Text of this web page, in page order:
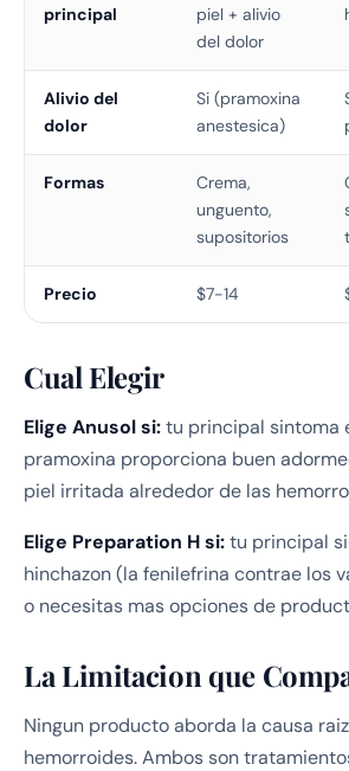
principal
piel + alivio
del dolor
Alivio del
dolor
Si (pramoxina
anestesica)
Formas
Crema,
unguento,
supositorios
Precio $7-14
Cual Elegir
Elige Anusol si:tu principal sintoma
pramoxina proporciona buen
piel irritada alrededor de las
Elige Preparation H si:tu principal
hinchazon (la fenilefrina contrae los
o necesitas mas opciones de
La Limitacion que
Ningun producto aborda la causa
hemorroides. Ambos son